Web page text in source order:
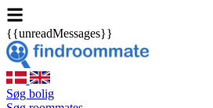
{{unreadMessages}}
Søg bolig